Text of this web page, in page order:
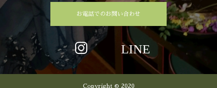
お電話でのお問い合わせ
Copyright © 2020